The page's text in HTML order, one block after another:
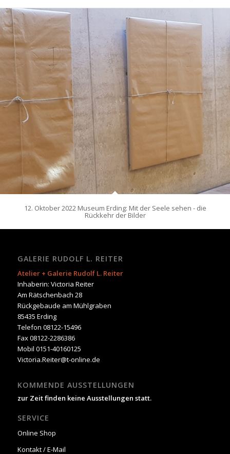
12. Oktober 2022 Museum Erding: Mit der Seele sehen - die
Rückkehr der Bilder
GALERIE RUDOLF L. REITER
Atelier + Galerie Rudolf L. Reiter
Inhaberin: Victoria Reiter
Am Rätschenbach 28
Rückgebaude am Mühlgraben
85435 Erding
Telefon 08122-15496
Fax 08122-2286386
Mobil 0151-40160125
Victoria.Reiter@t-online.de
KOMMENDE AUSSTELLUNGEN
zur Zeit finden keine Ausstellungen statt.
SERVICE
Online Shop
Kontakt / E-Mail